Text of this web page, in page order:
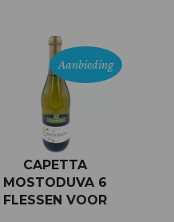
Aanbieding
CAPETTA
MOSTODUVA 6
FLESSEN VOOR